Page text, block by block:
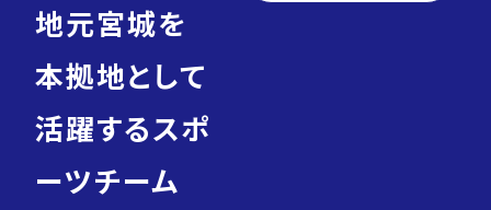
地元宮城を
本拠地として
活躍するスポ
ーツチーム